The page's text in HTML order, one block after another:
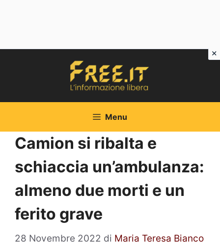
Menu
Camion si ribalta e
schiaccia un’ambulanza:
almeno due morti e un
ferito grave
28 Novembre 2022 di Maria Teresa Bianco